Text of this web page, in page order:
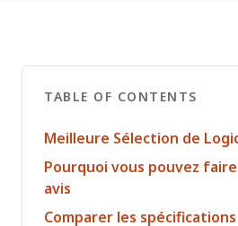
TABLE OF CONTENTS
Meilleure Sélection de
Pourquoi vous pouvez
avis
Comparer les spécifications